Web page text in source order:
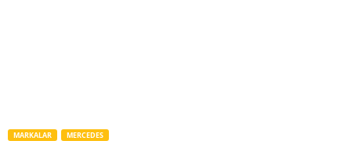
MARKALAR MERCEDES